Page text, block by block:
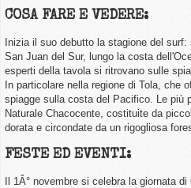
COSA FARE E VEDERE:
Inizia il suo debutto la stagione del
San Juan del Sur, lungo la costa
esperti della tavola si ritrovano sulle
In particolare nella regione di Tola, che
spiagge sulla costa del Pacifico. Le più
Naturale Chacocente, costituite da
dorata e circondate da un rigogliosa
FESTE ED EVENTI:
Il 1Â° novembre si celebra la giornata